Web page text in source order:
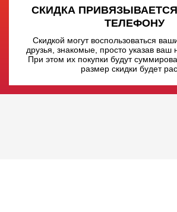
СКИДКА
ТЕЛЕФОНУ
Скидкой могут воспользоваться
друзья, знакомые, просто указав ваш
При этом их покупки будут
размер скидки будет